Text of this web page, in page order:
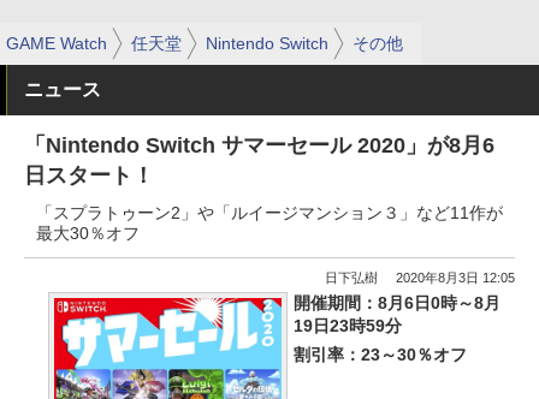
GAME Watch 任天堂 Nintendo Switch その他
ニュース
「Nintendo Switch サマーセール 2020」が8月6
日スタート！
「スプラトゥーン2」や「ルイージマンション３」など11作が
最大30％オフ
日下弘樹 2020年8月3日 12:05
開催期間：8月6日0時～8月
19日23時59分
割引率：23～30％オフ